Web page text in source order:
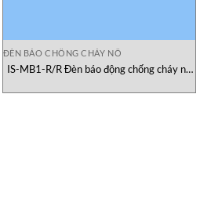
ĐÈN BÁO CHỐNG CHÁY NỔ
IS-MB1-R/R Đèn báo động chống cháy nô